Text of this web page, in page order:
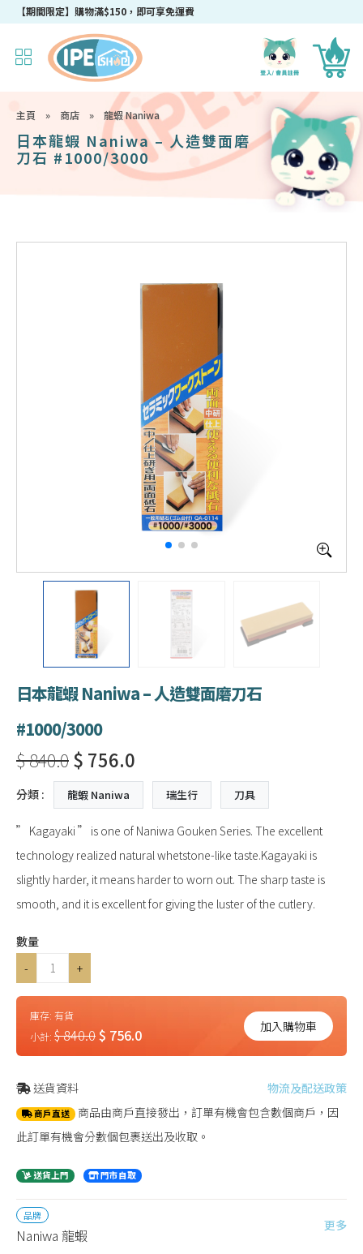
【期間限定】購物滿$150，即可享免運費
主頁 » 商店 » 龍蝦 Naniwa
日本龍蝦 Naniwa – 人造雙面磨
刀石 #1000/3000
日本龍蝦 Naniwa – 人造雙面磨刀石
#1000/3000
$ 840.0$ 756.0
分類 : 龍蝦 Naniwa 瑞生行 刀具
” Kagayaki ” is one of Naniwa Gouken Series. The excellent
technology realized natural whetstone-like taste.Kagayaki is
slightly harder, it means harder to worn out. The sharp taste is
smooth, and it is excellent for giving the luster of the cutlery.
數量
-
+
庫存: 有貨
小計: $ 840.0$ 756.0 加入購物車
送貨資料 物流及配送政策
商戶直送 商品由商戶直接發出，訂單有機會包含數個商戶，因
此訂單有機會分數個包裹送出及收取。
送貨上門 門市自取
品牌
Naniwa 龍蝦
更多